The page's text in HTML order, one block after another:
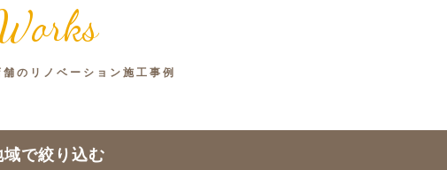
のリノベーション施工事例
域で絞り込む